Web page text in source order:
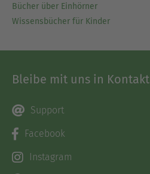
Bücher über Einhörner
Wissensbücher für Kinder
Bleibe mit uns in Kontakt
Support
Facebook
Instagram